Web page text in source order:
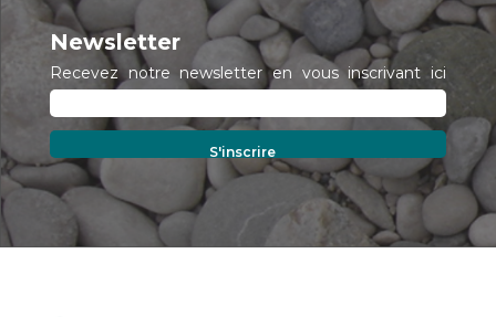
Newsletter
Recevez notre newsletter en vous inscrivant ici